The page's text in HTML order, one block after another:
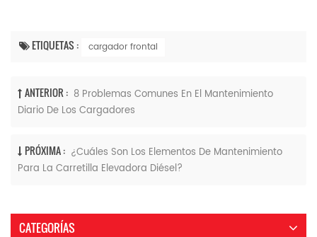
ETIQUETAS : cargador frontal
ANTERIOR : 8 Problemas Comunes En El Mantenimiento
Diario De Los Cargadores
PRÓXIMA : ¿Cuáles Son Los Elementos De Mantenimiento
Para La Carretilla Elevadora Diésel?
CATEGORÍAS